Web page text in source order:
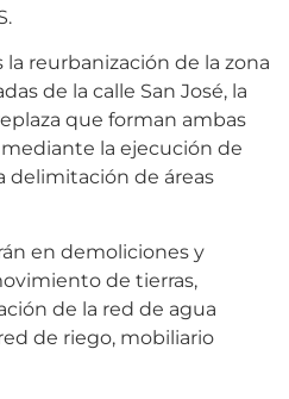
reurbanización de la zona
de la calle San José, la
que forman ambas
la ejecución de
delimitación de áreas
en demoliciones y
de tierras,
de la red de agua
de riego, mobiliario